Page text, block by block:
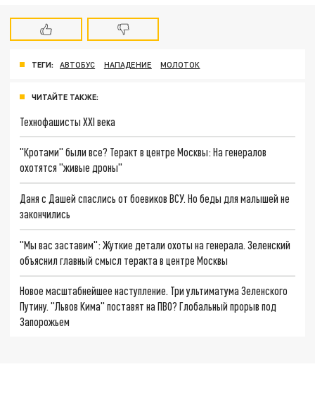
ТЕГИ: АВТОБУС НАПАДЕНИЕ МОЛОТОК
ЧИТАЙТЕ ТАКЖЕ:
Технофашисты XXI века
"Кротами" были все? Теракт в центре Москвы: На генералов
охотятся "живые дроны"
Даня с Дашей спаслись от боевиков ВСУ. Но беды для малышей не
закончились
"Мы вас заставим": Жуткие детали охоты на генерала. Зеленский
объяснил главный смысл теракта в центре Москвы
Новое масштабнейшее наступление. Три ультиматума Зеленского
Путину. "Львов Кима" поставят на ПВО? Глобальный прорыв под
Запорожьем